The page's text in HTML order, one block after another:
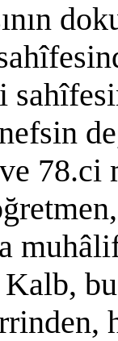
78.ci
Kalb,